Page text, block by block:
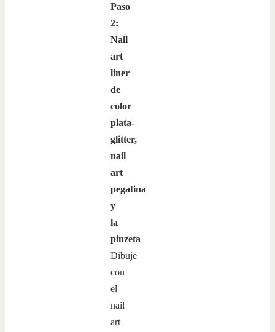
Paso
2:
Nail
art
liner
de
color
plata-
glitter,
nail
art
pegatina
y
la
pinzeta
Dibuje
con
el
nail
art